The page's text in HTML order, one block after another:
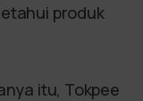
produk
itu, Tokpee